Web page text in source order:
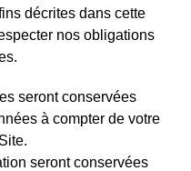
décrites dans cette
nos obligations
seront conservées
à compter de votre
seront conservées